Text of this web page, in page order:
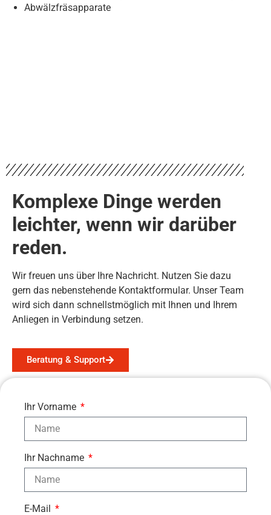
Abwälzfräsapparate
Komplexe Dinge werden
leichter, wenn wir darüber
reden.
Wir freuen uns über Ihre Nachricht. Nutzen Sie dazu
gern das nebenstehende Kontaktformular. Unser Team
wird sich dann schnellstmöglich mit Ihnen und Ihrem
Anliegen in Verbindung setzen.
Beratung & Support
Ihr Vorname
Ihr Nachname
E-Mail